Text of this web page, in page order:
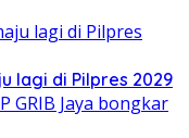
lagi di Pilpres 2029